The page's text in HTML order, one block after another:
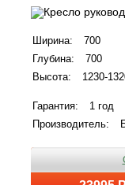
Ширина:
700
Глубина:
700
Высота:
1230-
Гарантия:
1 год
Производитель: